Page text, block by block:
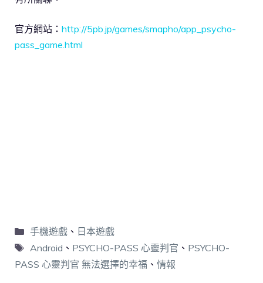
官方網站： http://5pb.jp/games/smapho/app_psycho-
pass_game.html
手機遊戲、 日本遊戲
Android 、 PSYCHO-PASS 心靈判官 、 PSYCHO-
PASS 心靈判官 無法選擇的幸福 、 情報